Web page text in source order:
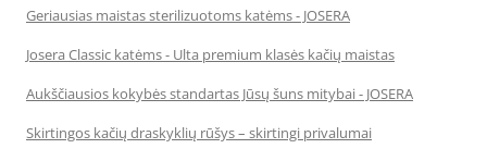
Geriausias maistas sterilizuotoms katėms - JOSERA
Josera Classic katėms - Ulta premium klasės kačių maistas
Aukščiausios kokybės standartas Jūsų šuns mitybai - JOSERA
Skirtingos kačių draskyklių rūšys – skirtingi privalumai